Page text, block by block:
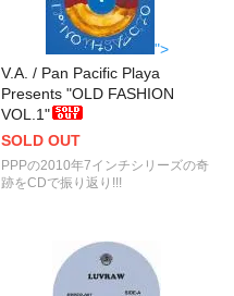
">
V.A. / Pan Pacific Playa
Presents "OLD FASHION
VOL.1"
SOLD OUT
PPPの2010年7インチシリーズの奇
跡をCDで振り返り!!!